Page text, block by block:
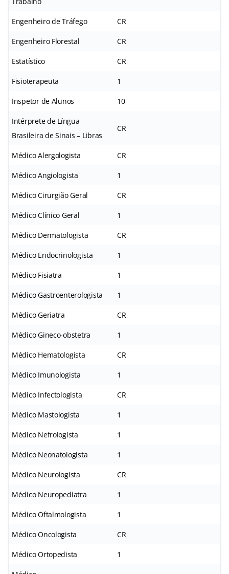
Engenheiro de Tráfego CR
Engenheiro Florestal CR
Estatístico CR
Fisioterapeuta 1
Inspetor de Alunos 10
Intérprete de Língua
Brasileira de Sinais – Libras
CR
Médico Alergologista CR
Médico Angiologista 1
Médico Cirurgião Geral CR
Médico Clínico Geral 1
Médico Dermatologista CR
Médico Endocrinologista 1
Médico Fisiatra 1
Médico Gastroenterologista 1
Médico Geriatra CR
Médico Gineco-obstetra 1
Médico Hematologista CR
Médico Imunologista 1
Médico Infectologista CR
Médico Mastologista 1
Médico Nefrologista 1
Médico Neonatologista 1
Médico Neurologista CR
Médico Neuropediatra 1
Médico Oftalmologista 1
Médico Oncologista CR
Médico Ortopedista 1